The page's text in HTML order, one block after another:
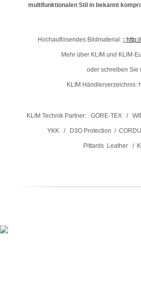
multifunktionalen Stil in bekannt
Hochauflösendes Bildmaterial: :
Mehr über KLIM und KLIM-
oder schreiben Sie
KLIM Händlerverzeichnis:
KLIM Technik Partner: GORE-TEX /
YKK / D3O Protection /
Pittards Leather /